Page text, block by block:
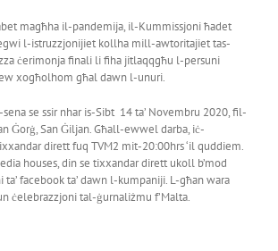
magħha il-pandemija, il-Kummissjoni ħadet
l-istruzzjonijiet kollha mill-awtoritajiet tas-
ċerimonja finali li fiha jitlaqqgħu l-persuni
xogħolhom għal dawn l-unuri.
sena se ssir nhar is-Sibt 14 ta’ Novembru 2020, fil-
Ġorġ, San Ġiljan. Għall-ewwel darba, iċ-
dirett fuq TVM2 mit-20:00hrs ‘il quddiem.
houses, din se tixxandar dirett ukoll b’mod
facebook ta’ dawn l-kumpaniji. L-għan wara
ċelebrazzjoni tal-ġurnaliżmu f’Malta.